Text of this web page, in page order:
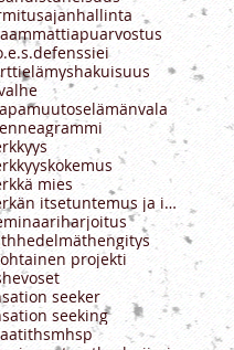
D-vitamiiniEFT
HSP-testiMinna Martin
PodThe Haven
ahdistuneisuus
ajanhallinta
ammattiapuarvostus
defenssiei
elämyshakuisuus
elämänvala
enneagrammi
mies
erityisherkän itsetuntemus ja ihmissuhteet
harjoitus
hedelmäthengitys
projekti